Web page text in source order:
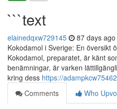
```text
elainedqxw729145 87 days ago
Kokodamol i Sverige: En översikt
Kokodamol, preparatet, är känt
benämningar, är varken
kring dess https://
Comments
Who